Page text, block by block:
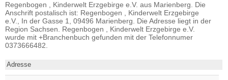
Regenbogen , Kinderwelt Erzgebirge e.V. aus Marienberg. Die
Anschrift postalisch ist: Regenbogen , Kinderwelt Erzgebirge
e.V., In der Gasse 1, 09496 Marienberg. Die Adresse liegt in der
Region Sachsen. Regenbogen , Kinderwelt Erzgebirge e.V.
wurde mit +Branchenbuch gefunden mit der Telefonnumer
0373666482.
Adresse